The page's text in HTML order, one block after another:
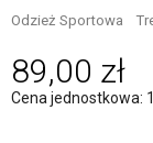
Odzież Sportowa
89,00 zł
Cena jednostkowa: